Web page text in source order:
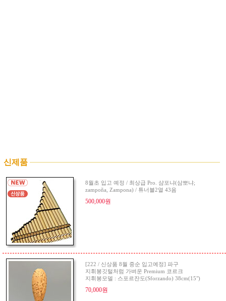
신제품
8월초 입고 예정 / 최상급 Pro. 샴포냐(삼뽀냐;
zampoña, Zampona) / 튜너블2열 43음
500,000원
[222 / 신상품 8월 중순 입고예정] 파구
지휘봉깃털처럼 가벼운 Premium 코르크
지휘봉모델 : 스포르잔도(Sforzando) 38cm(15")
70,000원